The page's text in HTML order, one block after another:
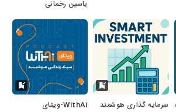
یاسین رحمانی
سرمایه گذاری هوشمند WithAi-ویتای